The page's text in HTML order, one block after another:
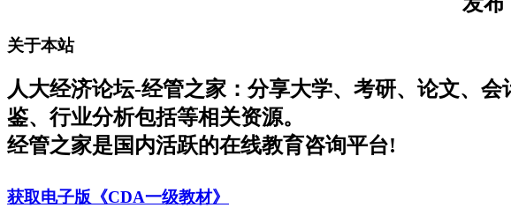
关于本站
人大经济论坛-经管之家：分享大学、考研、论文、
鉴、行业分析包括等相关资源。
经管之家是国内活跃的在线教育咨询平台!
获取电子版《CDA一级教材》